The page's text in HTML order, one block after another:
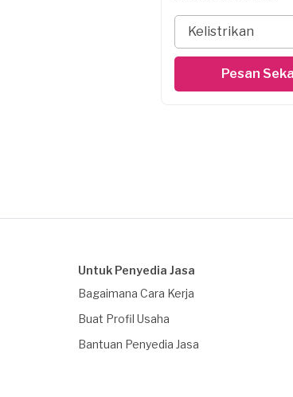
Kelistrikan
Pesan
Untuk Penyedia Jasa
Bagaimana Cara Kerja
Buat Profil Usaha
Bantuan Penyedia Jasa